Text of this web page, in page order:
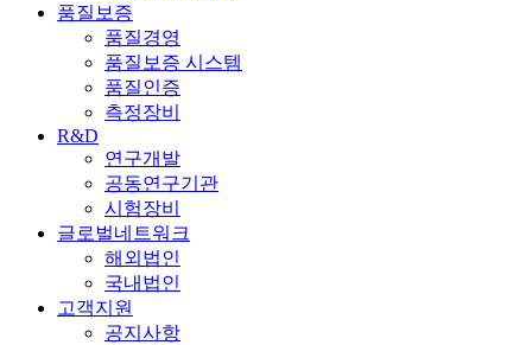
품질보증
품질경영
품질보증 시스템
품질인증
측정장비
R&D
연구개발
공동연구기관
시험장비
글로벌네트워크
해외법인
국내법인
고객지원
공지사항